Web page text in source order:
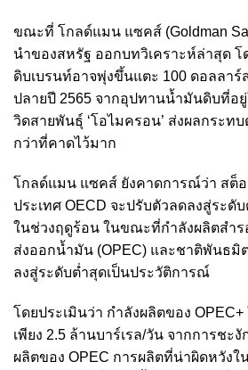
ขณะที่ โกลด์แมน แซคส์ (Goldman
นำของสหรัฐ ออกบทวิเคราะห์ล่าสุด
ดิบเบรนท์อาจพุ่งขึ้นแตะ 100 ดอลลาร์
ปลายปี 2565 จากอุปทานน้ำมันดิบที่อ
วิดสายพันธุ์ ‘โอไมครอน’ ส่งผลกระท
กว่าที่คาดไว้มาก
โกลด์แมน แซคส์ ยังคาดการณ์ว่า สต็
ประเทศ OECD จะปรับตัวลดลงสู่ระดั
ในช่วงฤดูร้อน ในขณะที่กำลังผลิตสำร
ส่งออกน้ำมัน (OPEC) และชาติพันธมิ
ลงสู่ระดับต่ำสุดเป็นประวัติการณ์
โดยประเมินว่า กำลังผลิตของ
เพียง 2.5 ล้านบาร์เรล/วัน จากการชะ
ผลิตของ OPEC การผลิตที่น่าผิดหวังใ